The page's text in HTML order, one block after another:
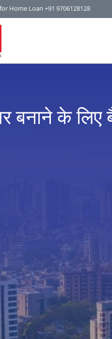
Home Loan +91 9706128128
बनाने के लिए